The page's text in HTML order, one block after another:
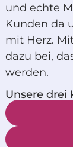
und echte
Kunden da
mit Herz.
dazu bei,
werden.
Unsere drei